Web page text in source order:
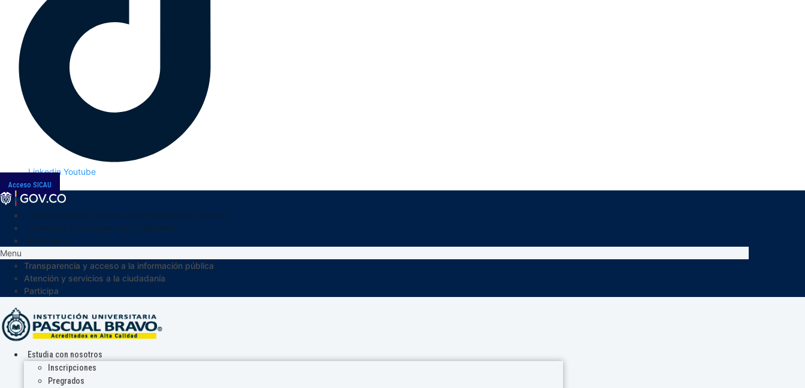
Linkedin Youtube
Acceso SICAU
Menu
Transparencia y acceso a la información pública
Atención y servicios a la ciudadanía
Participa
Estudia con nosotros
Inscripciones
Pregrados